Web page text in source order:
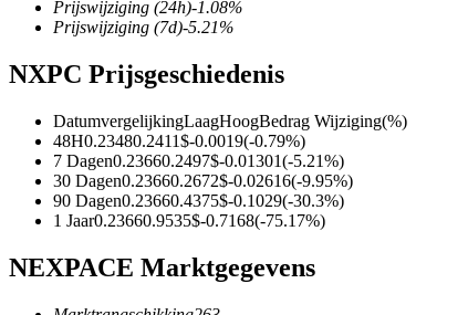
COIN-M-futures
Cryptocurrency-futures
TradFi
Derivaten voor aandelen, forex, edelmetalen en grondstoffen
Prijswijziging (24h)-1.08%
Prijswijziging (7d)-5.21%
NXPC Prijsgeschiedenis
DatumvergelijkingLaagHoogBedrag Wijziging(%)
48H0.23480.2411$-0.0019(-0.79%)
7 Dagen0.23660.2497$-0.01301(-5.21%)
30 Dagen0.23660.2672$-0.02616(-9.95%)
90 Dagen0.23660.4375$-0.1029(-30.3%)
1 Jaar0.23660.9535$-0.7168(-75.17%)
NEXPACE Marktgegevens